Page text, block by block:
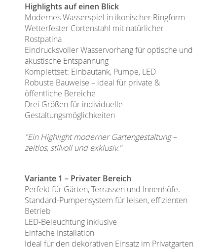
Highlights auf einen Blick
Modernes Wasserspiel in ikonischer Ringform
Wetterfester Cortenstahl mit natürlicher
Rostpatina
Eindrucksvoller Wasservorhang für optische und
akustische Entspannung
Komplettset: Einbautank, Pumpe, LED
Robuste Bauweise – ideal für private &
öffentliche Bereiche
Drei Größen für individuelle
Gestaltungsmöglichkeiten
"Ein Highlight moderner Gartengestaltung –
zeitlos, stilvoll und exklusiv."
Variante 1 – Privater Bereich
Perfekt für Gärten, Terrassen und Innenhöfe.
Standard-Pumpensystem für leisen, effizienten
Betrieb
LED-Beleuchtung inklusive
Einfache Installation
Ideal für den dekorativen Einsatz im Privatgarten